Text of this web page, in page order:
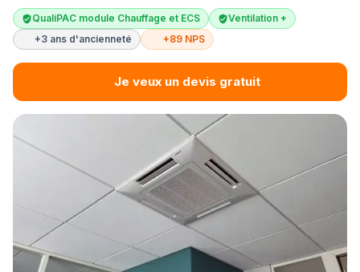
QualiPAC module Chauffage et ECS
Ventilation +
+3 ans d'ancienneté
+89 NPS
Je veux un devis gratuit